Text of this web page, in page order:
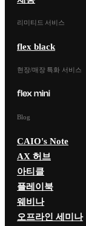
리미티드 서비스
flex black
현장/매장 특화 서비스
Blog
CAIO's Note
AX 허브
아티클
플레이북
웨비나
오프라인 세미나